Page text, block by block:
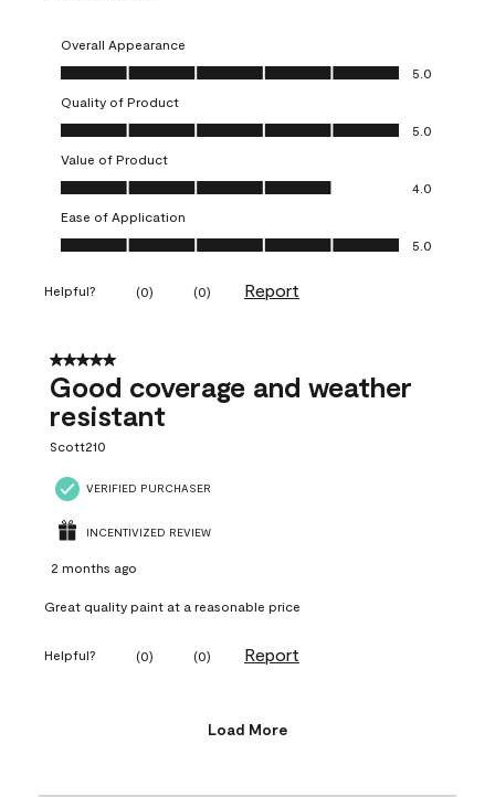
Overall Appearance
Overall Appearance, 5.0 out of 5
5.0
Quality of Product
Quality of Product, 5.0 out of 5
5.0
Value of Product
Value of Product, 4.0 out of 5
4.0
Ease of Application
Ease of Application, 5.0 out of 5
5.0
Helpful? (0) (0) Report
5 out of 5 stars.
Good coverage and weather
resistant
Scott210
VERIFIED PURCHASER
INCENTIVIZED REVIEW
2 months ago
Great quality paint at a reasonable price
Helpful? (0) (0) Report
Load More